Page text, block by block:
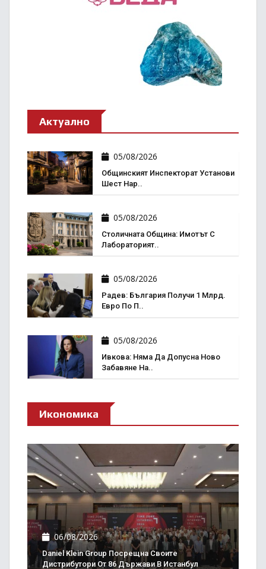
Актуално
05/08/2026
Общинският Инспекторат Установи
Шест Нар..
05/08/2026
Столичната Община: Имотът С
Лабораторият..
05/08/2026
Радев: България Получи 1 Млрд.
Евро По П..
05/08/2026
Ивкова: Няма Да Допусна Ново
Забавяне На..
Икономика
06/08/2026
Daniel Klein Group Посрещна Своите
Дистрибутори От 86 Държави В Истанбул